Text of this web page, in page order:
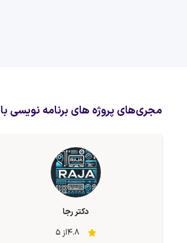
مجری‌های پروژه های برنامه نویسی با R (R Programming)
دکتر رجا
4.8از 5